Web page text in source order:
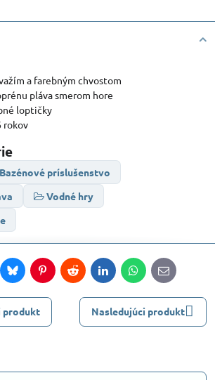
a farebným chvostom
pláva smerom hore
loptičky
rokov
Bazénové príslušenstvo
Vodné hry
BlueskyPinterestRedditLinkedInWhatsApp
E-
mail
produkt Nasledujúci produkt